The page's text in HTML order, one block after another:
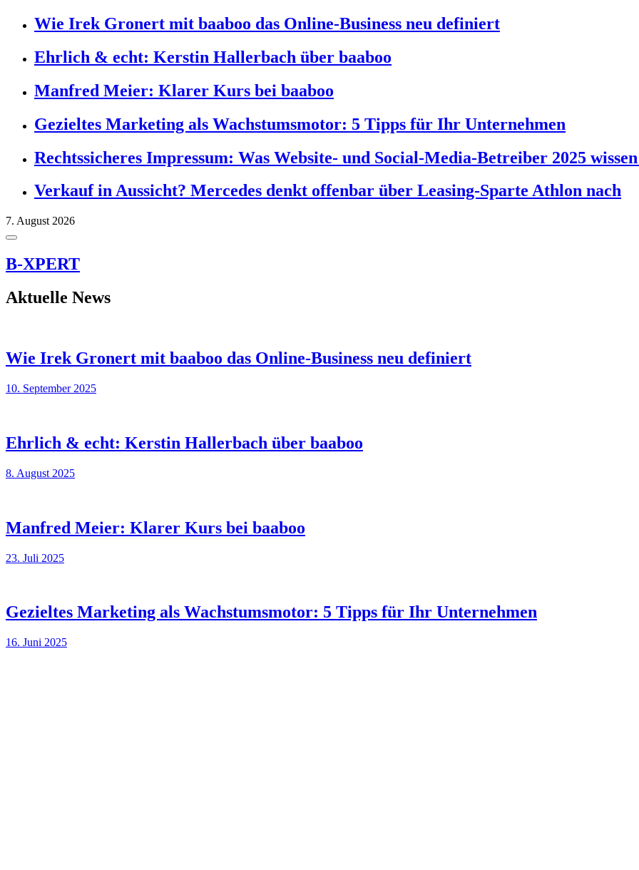
Wie Irek Gronert mit baaboo das Online-Business neu definiert
Ehrlich & echt: Kerstin Hallerbach über baaboo
Manfred Meier: Klarer Kurs bei baaboo
Gezieltes Marketing als Wachstumsmotor: 5 Tipps für Ihr Unternehmen
Rechtssicheres Impressum: Was Website- und Social-Media-Betreiber 2025 wissen
Verkauf in Aussicht? Mercedes denkt offenbar über Leasing-Sparte Athlon nach
7. August 2026
B-XPERT
Aktuelle News
Wie Irek Gronert mit baaboo das Online-Business neu definiert
10. September 2025
Ehrlich & echt: Kerstin Hallerbach über baaboo
8. August 2025
Manfred Meier: Klarer Kurs bei baaboo
23. Juli 2025
Gezieltes Marketing als Wachstumsmotor: 5 Tipps für Ihr Unternehmen
16. Juni 2025